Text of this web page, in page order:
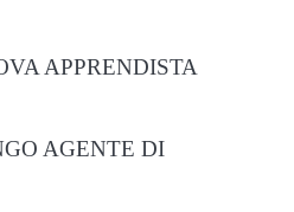
APPRENDISTA
AGENTE DI